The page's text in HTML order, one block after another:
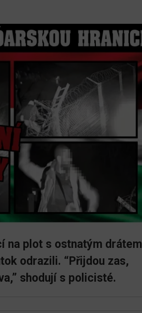
na plot s ostnatým drátem
odrazili. “Přijdou zas,
shodují s policisté.